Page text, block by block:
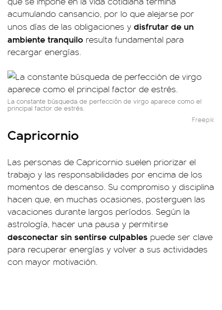
acumulando cansancio, por lo que alejarse por
unos días de las obligaciones y disfrutar de un
ambiente tranquilo resulta fundamental para
recargar energías.
La constante búsqueda de perfección de virgo aparece como el
principal factor de estrés.
Freepik
Capricornio
Las personas de Capricornio suelen priorizar el
trabajo y las responsabilidades por encima de los
momentos de descanso. Su compromiso y disciplina
hacen que, en muchas ocasiones, posterguen las
vacaciones durante largos períodos. Según la
astrología, hacer una pausa y permitirse
desconectar sin sentirse culpables puede ser clave
para recuperar energías y volver a sus actividades
con mayor motivación.